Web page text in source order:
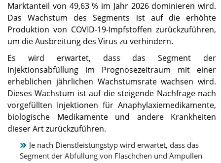
Marktanteil von 49,63 % im Jahr 2026 dominieren wird.
Das Wachstum des Segments ist auf die erhöhte
Produktion von COVID-19-Impfstoffen zurückzuführen,
um die Ausbreitung des Virus zu verhindern.
Es wird erwartet, dass das Segment der
Injektionsabfüllung im Prognosezeitraum mit einer
erheblichen jährlichen Wachstumsrate wachsen wird.
Dieses Wachstum ist auf die steigende Nachfrage nach
vorgefüllten Injektionen für Anaphylaxiemedikamente,
biologische Medikamente und andere Krankheiten
dieser Art zurückzuführen.
Je nach Dienstleistungstyp wird erwartet, dass das
Segment der Abfüllung von Fläschchen und Ampullen